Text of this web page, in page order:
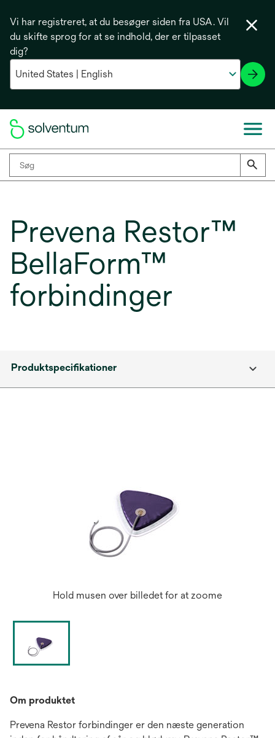
Vi har registreret, at du besøger siden fra USA. Vil
du skifte sprog for at se indhold, der er tilpasset
dig?
Prevena Restor™
BellaForm™
forbindinger
Produktspecifikationer
Hold musen over billedet for at zoome
Om produktet
Prevena Restor forbindinger er den næste generation